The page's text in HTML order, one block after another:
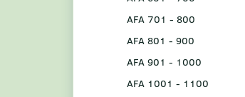
AFA 701 - 800
AFA 801 - 900
AFA 901 - 1000
AFA 1001 - 1100